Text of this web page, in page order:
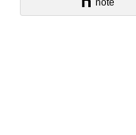
note